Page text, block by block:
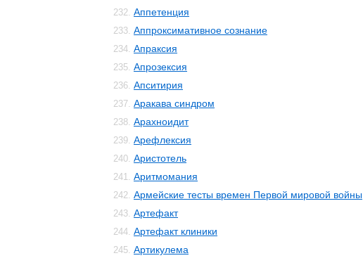
232. Аппетенция
233. Аппроксимативное сознание
234. Апраксия
235. Апрозексия
236. Апситирия
237. Аракава синдром
238. Арахноидит
239. Арефлексия
240. Аристотель
241. Аритмомания
242. Армейские тесты времен Первой мировой войны
243. Артефакт
244. Артефакт клиники
245. Артикулема